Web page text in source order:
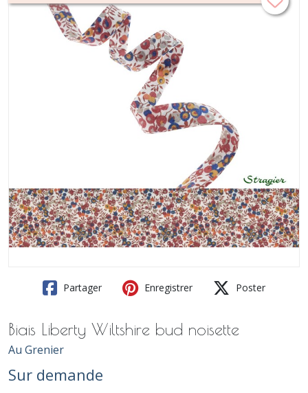
Partager Enregistrer Poster
Biais Liberty Wiltshire bud noisette
Au Grenier
Sur demande